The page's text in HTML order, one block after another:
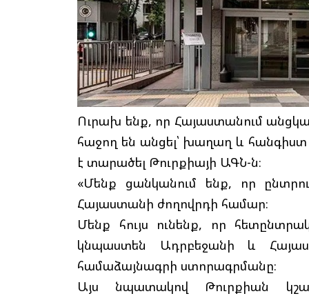
Ուրախ ենք, որ Հայաստանում
հաջող են անցել՝ խաղաղ և հանգիստ
է տարածել Թուրքիայի ԱԳՆ-ն։
«Մենք ցանկանում ենք, որ
Հայաստանի ժողովրդի համար։
Մենք հույս ունենք, որ
կնպաստեն Ադրբեջանի և
համաձայնագրի ստորագրմանը։
Այս նպատակով Թուրքիան